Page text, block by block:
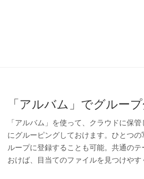
「アルバム」でグルー
「アルバム」を使って、クラウドに保
にグルーピングしておけます。ひとつ
ループに登録することも可能。共通の
おけば、目当てのファイルを見つけやす